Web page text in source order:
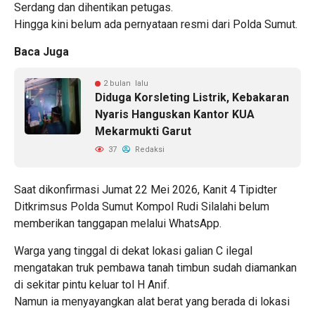
Serdang dan dihentikan petugas.
Hingga kini belum ada pernyataan resmi dari Polda Sumut.
Baca Juga
2 bulan lalu
Diduga Korsleting Listrik, Kebakaran
Nyaris Hanguskan Kantor KUA
Mekarmukti Garut
37 Redaksi
Saat dikonfirmasi Jumat 22 Mei 2026, Kanit 4 Tipidter
Ditkrimsus Polda Sumut Kompol Rudi Silalahi belum
memberikan tanggapan melalui WhatsApp.
Warga yang tinggal di dekat lokasi galian C ilegal
mengatakan truk pembawa tanah timbun sudah diamankan
di sekitar pintu keluar tol H Anif.
Namun ia menyayangkan alat berat yang berada di lokasi